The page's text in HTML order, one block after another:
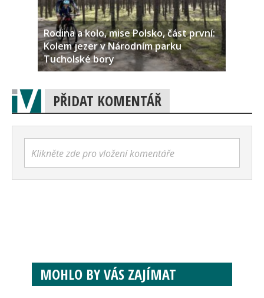
Rodina a kolo, mise Polsko, část první:
Kolem jezer v Národním parku
Tucholské bory
PŘIDAT KOMENTÁŘ
Klikněte zde pro vložení komentáře
MOHLO BY VÁS ZAJÍMAT